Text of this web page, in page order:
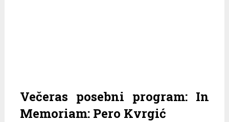
Večeras posebni program: In
Memoriam: Pero Kvrgić